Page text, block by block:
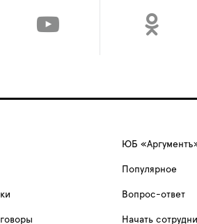
ЮБ
Популярное
Вопрос-ответ
Начать